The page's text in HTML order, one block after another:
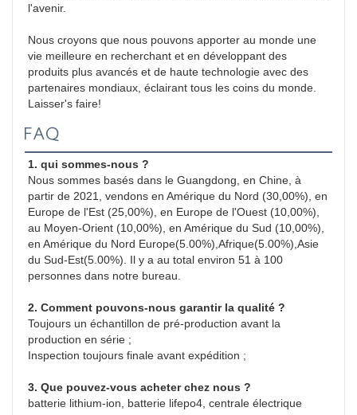
l'avenir.
Nous croyons que nous pouvons apporter au monde une
vie meilleure en recherchant et en développant des
produits plus avancés et de haute technologie avec des
partenaires mondiaux, éclairant tous les coins du monde.
Laisser's faire!
FAQ
1. qui sommes-nous ?
Nous sommes basés dans le Guangdong, en Chine, à
partir de 2021, vendons en Amérique du Nord (30,00%), en
Europe de l'Est (25,00%), en Europe de l'Ouest (10,00%),
au Moyen-Orient (10,00%), en Amérique du Sud (10,00%),
en Amérique du Nord Europe(5.00%),Afrique(5.00%),Asie
du Sud-Est(5.00%). Il y a au total environ 51 à 100
personnes dans notre bureau.
2. Comment pouvons-nous garantir la qualité ?
Toujours un échantillon de pré-production avant la
production en série ;
Inspection toujours finale avant expédition ;
3. Que pouvez-vous acheter chez nous ?
batterie lithium-ion, batterie lifepo4, centrale électrique